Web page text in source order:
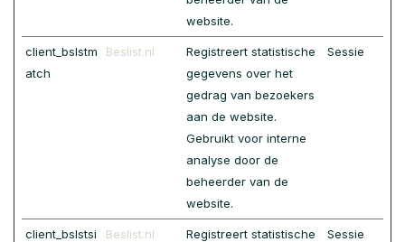
website.
client_bslstm
atch
Beslist.nl
Registreert statistische
gegevens over het
gedrag van bezoekers
aan de website.
Gebruikt voor interne
analyse door de
beheerder van de
website.
Sessie
client_bslstsi
Beslist.nl
Registreert statistische
Sessie